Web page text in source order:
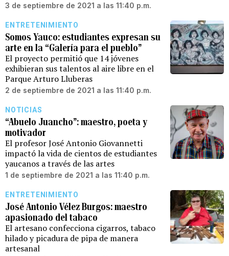
3 de septiembre de 2021 a las 11:40 p.m.
ENTRETENIMIENTO
Somos Yauco: estudiantes expresan su
arte en la “Galería para el pueblo”
El proyecto permitió que 14 jóvenes
exhibieran sus talentos al aire libre en el
Parque Arturo Lluberas
2 de septiembre de 2021 a las 11:40 p.m.
NOTICIAS
“Abuelo Juancho”: maestro, poeta y
motivador
El profesor José Antonio Giovannetti
impactó la vida de cientos de estudiantes
yaucanos a través de las artes
1 de septiembre de 2021 a las 11:40 p.m.
ENTRETENIMIENTO
José Antonio Vélez Burgos: maestro
apasionado del tabaco
El artesano confecciona cigarros, tabaco
hilado y picadura de pipa de manera
artesanal